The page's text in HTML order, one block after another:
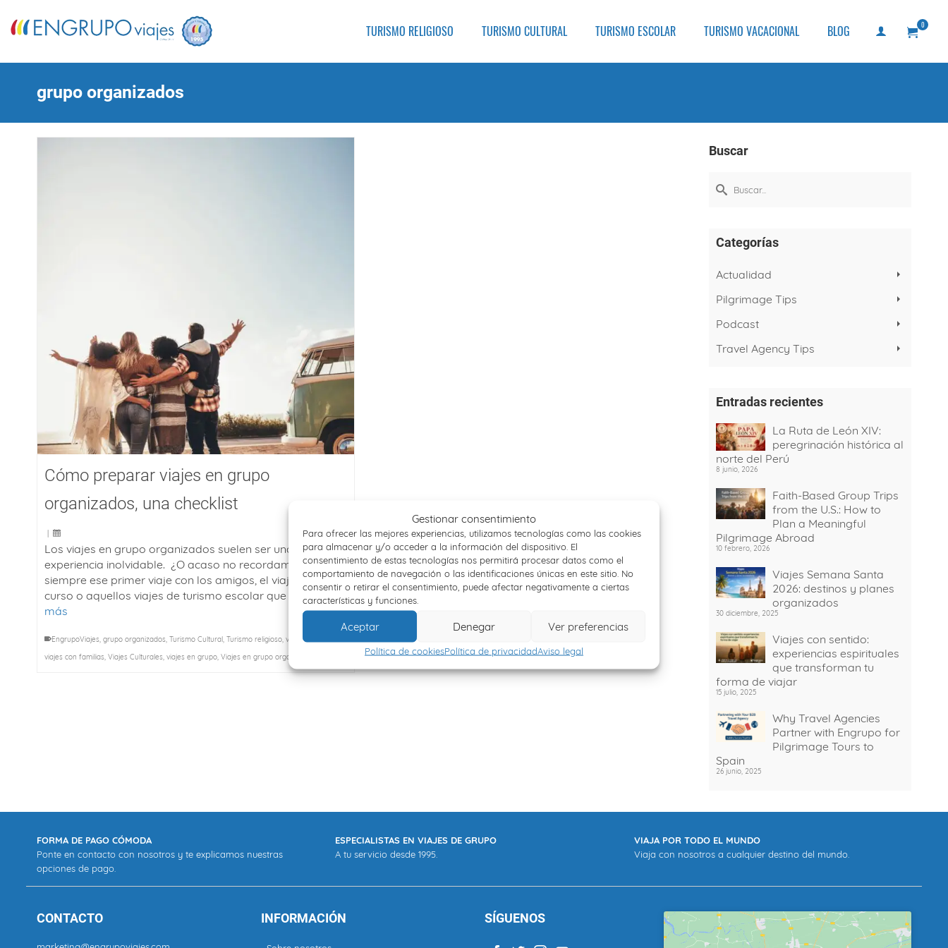
Gestionar consentimiento
Para ofrecer las mejores experiencias, utilizamos tecnologías como las cookies
para almacenar y/o acceder a la información del dispositivo. El
consentimiento de estas tecnologías nos permitirá procesar datos como el
comportamiento de navegación o las identificaciones únicas en este sitio. No
consentir o retirar el consentimiento, puede afectar negativamente a ciertas
características y funciones.
Aceptar Denegar Ver preferencias
Política de cookiesPolítica de privacidadAviso legal
TURISMO RELIGIOSO TURISMO CULTURAL TURISMO ESCOLAR TURISMO VACACIONAL BLOG 0
grupo organizados
Cómo preparar viajes en grupo
organizados, una checklist
Los viajes en grupo organizados suelen ser una
experiencia inolvidable. ¿O acaso no recordamos
siempre ese primer viaje con los amigos, el viaje de fin de
curso o aquellos viajes de turismo escolar que …
Leer
más
EngrupoViajes, grupo organizados, Turismo Cultural, Turismo religioso, viajes con amigos
viajes con familias, Viajes Culturales, viajes en grupo, Viajes en grupo organizados
Buscar
por:
Categorías
Actualidad
Pilgrimage Tips
Podcast
Travel Agency Tips
Entradas recientes
La Ruta de León XIV:
peregrinación histórica al
norte del Perú
8 junio, 2026
Faith-Based Group Trips
from the U.S.: How to
Plan a Meaningful
Pilgrimage Abroad
10 febrero, 2026
Viajes Semana Santa
2026: destinos y planes
organizados
30 diciembre, 2025
Viajes con sentido:
experiencias espirituales
que transforman tu
forma de viajar
15 julio, 2025
Why Travel Agencies
Partner with Engrupo for
Pilgrimage Tours to
Spain
26 junio, 2025
FORMA DE PAGO CÓMODA
Ponte en contacto con nosotros y te explicamos nuestras
opciones de pago.
ESPECIALISTAS EN VIAJES DE GRUPO
A tu servicio desde 1995.
VIAJA POR TODO EL MUNDO
Viaja con nosotros a cualquier destino del mundo.
CONTACTO INFORMACIÓN SÍGUENOS